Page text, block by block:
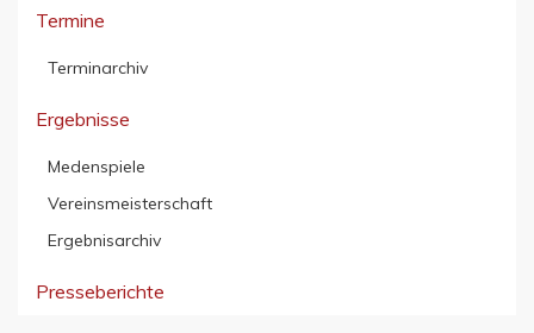
Termine
Terminarchiv
Ergebnisse
Medenspiele
Vereinsmeisterschaft
Ergebnisarchiv
Presseberichte